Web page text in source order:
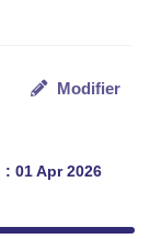
Modifier
01 Apr 2026